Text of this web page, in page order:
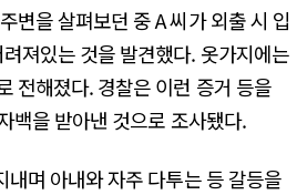
변을 살펴보던 중 A 씨가 외출 시 입
져있는 것을 발견했다. 옷가지에는
전해졌다. 경찰은 이런 증거 등을
백을 받아낸 것으로 조사됐다.
내며 아내와 자주 다투는 등 갈등을